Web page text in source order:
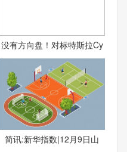
没有方向盘！对标特斯拉Cy
简讯:新华指数|12月9日山